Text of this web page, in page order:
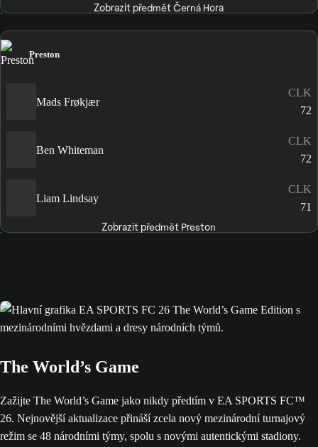
Zobrazit předmět Černá Hora
Preston
Mads Frøkjær
CLK
72
Ben Whiteman
CLK
72
Liam Lindsay
CLK
71
Zobrazit předmět Preston
The World’s Game
Zažijte The World’s Game jako nikdy předtím v EA SPORTS FC™
26. Nejnovější aktualizace přináší zcela nový mezinárodní turnajový
režim se 48 národními týmy, spolu s novými autentickými stadiony.